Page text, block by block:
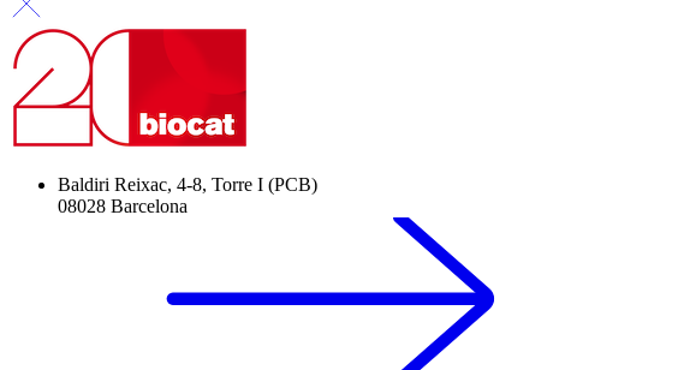
Baldiri Reixac, 4-8, Torre I (PCB)
08028 Barcelona